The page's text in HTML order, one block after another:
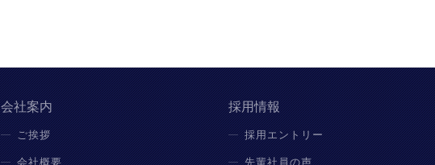
会社案内
ご挨拶
会社概要
採用情報
採用エントリー
先輩社員の声